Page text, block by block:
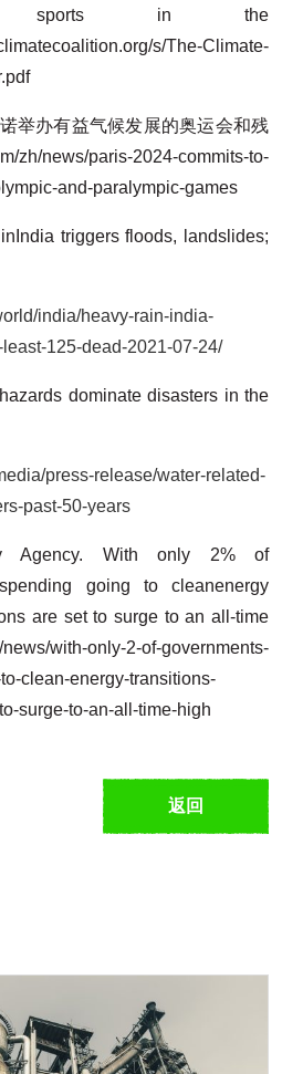
sports in the
s/The-Climate-
举办有益气候发展的奥运会和残
zh/news/paris-2024-commits-to-
and-paralympic-games
triggers floods, landslides;
india/heavy-rain-india-
125-dead-2021-07-24/
dominate disasters in the
press-release/water-related-
past-50-years
Agency. With only 2% of
going to cleanenergy
are set to surge to an all-time
with-only-2-of-governments-
clean-energy-transitions-
surge-to-an-all-time-high
返回